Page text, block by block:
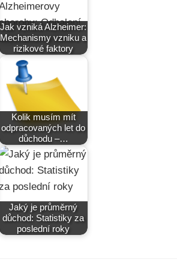
Jak vzniká Alzheimer:
Mechanismy vzniku a
rizikové faktory
Kolik musím mít
odpracovaných let do
důchodu –…
Jaký je průměrný
důchod: Statistiky za
poslední roky